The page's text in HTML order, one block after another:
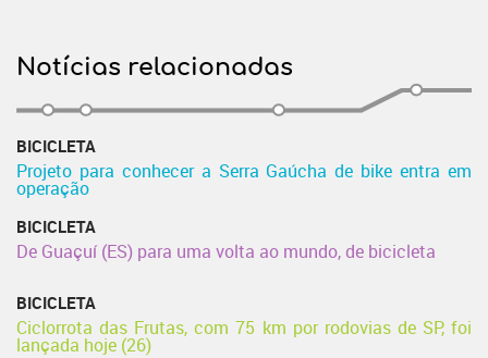
Notícias relacionadas
BICICLETA
Projeto para conhecer a Serra Gaúcha de bike entra em
operação
BICICLETA
De Guaçuí (ES) para uma volta ao mundo, de bicicleta
BICICLETA
Ciclorrota das Frutas, com 75 km por rodovias de SP, foi
lançada hoje (26)